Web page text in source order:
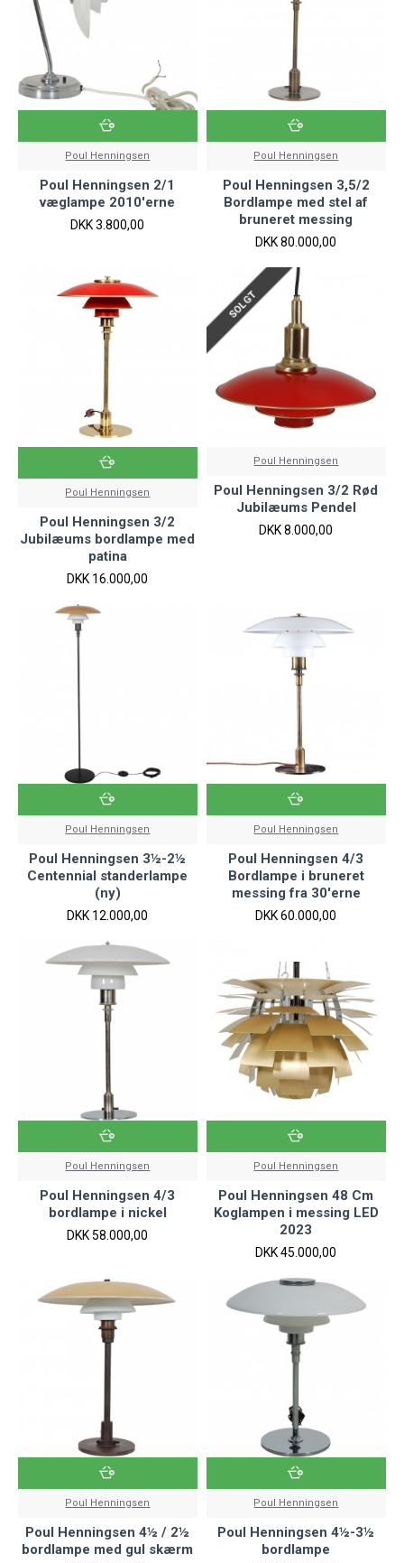
Poul Henningsen
Poul Henningsen 2/1
væglampe 2010'erne
DKK 3.800,00
Poul Henningsen
Poul Henningsen 3,5/2
Bordlampe med stel af
bruneret messing
DKK 80.000,00
Poul Henningsen
Poul Henningsen 3/2
Jubilæums bordlampe med
patina
DKK 16.000,00
SOLGT
Poul Henningsen
Poul Henningsen 3/2 Rød
Jubilæums Pendel
DKK 8.000,00
Poul Henningsen
Poul Henningsen 3½-2½
Centennial standerlampe
(ny)
DKK 12.000,00
Poul Henningsen
Poul Henningsen 4/3
Bordlampe i bruneret
messing fra 30'erne
DKK 60.000,00
Poul Henningsen
Poul Henningsen 4/3
bordlampe i nickel
DKK 58.000,00
Poul Henningsen
Poul Henningsen 48 Cm
Koglampen i messing LED
2023
DKK 45.000,00
Poul Henningsen
Poul Henningsen 4½ / 2½
bordlampe med gul skærm
Poul Henningsen
Poul Henningsen 4½-3½
bordlampe